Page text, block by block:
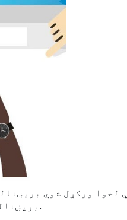
بریښنالیکونه معمولا د موسسې لخوا اداره کیږي، چې د کارونکي امنیت، تصدیق او پټتیا یقیني کوي.